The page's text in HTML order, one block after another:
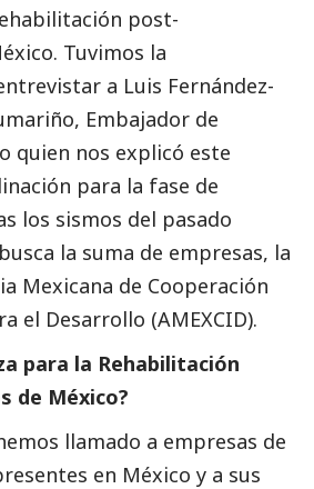
post-
Tuvimos la
a Luis Fernández-
Embajador de
quien nos explicó este
para la fase de
los sismos del pasado
la suma de empresas, la
Mexicana de Cooperación
el Desarrollo (AMEXCID).
para la Rehabilitación
de México?
llamado a empresas de
en México y a sus